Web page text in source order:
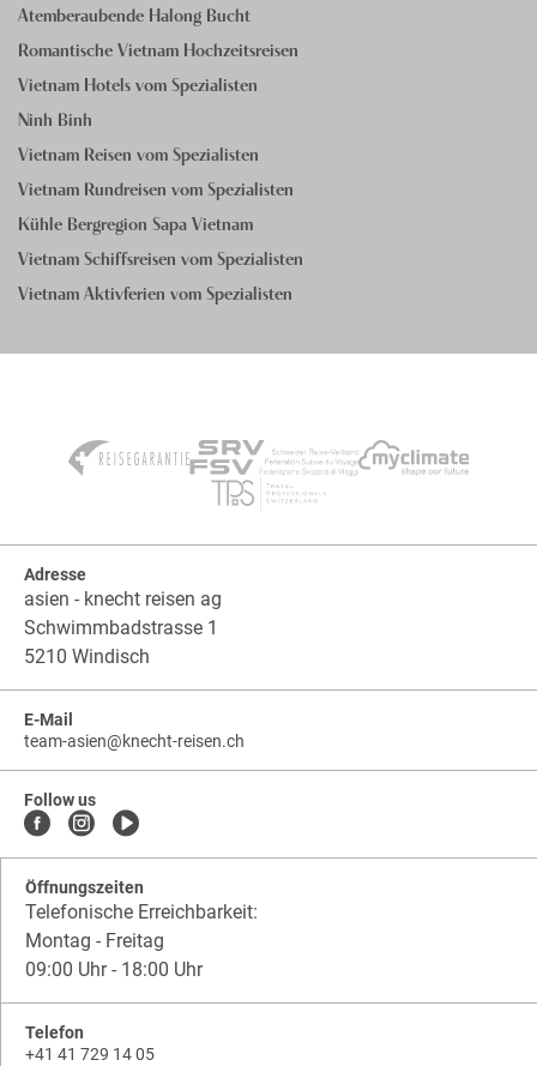
Atemberaubende Halong Bucht
Romantische Vietnam Hochzeitsreisen
Vietnam Hotels vom Spezialisten
Ninh Binh
Vietnam Reisen vom Spezialisten
Vietnam Rundreisen vom Spezialisten
Kühle Bergregion Sapa Vietnam
Vietnam Schiffsreisen vom Spezialisten
Vietnam Aktivferien vom Spezialisten
Adresse
asien - knecht reisen ag
Schwimmbadstrasse 1
5210 Windisch
E-Mail
team-asien@knecht-reisen.ch
Follow us
Öffnungszeiten
Telefonische Erreichbarkeit:
Montag - Freitag
09:00 Uhr - 18:00 Uhr
Telefon
+41 41 729 14 05